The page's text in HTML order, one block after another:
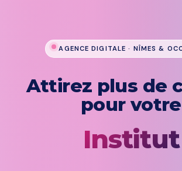
AGENCE DIGITALE · NÎMES &
Attirez plus de
pour votre
Institut
Cabinet